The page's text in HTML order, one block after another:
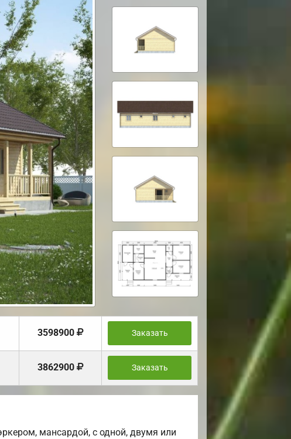
3598900 Заказать
3862900 Заказать
мансардой, с одной, двумя или